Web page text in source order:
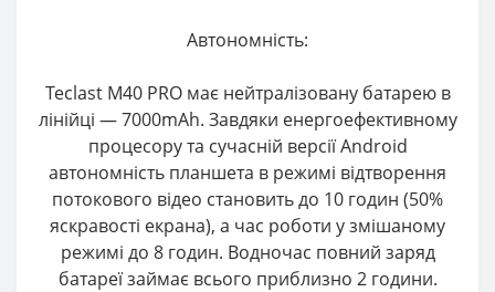
Автономність:
Teclast M40 PRO має нейтралізовану батарею в
лінійці — 7000mAh. Завдяки енергоефективному
процесору та сучасній версії Android
автономність планшета в режимі відтворення
потокового відео становить до 10 годин (50%
яскравості екрана), а час роботи у змішаному
режимі до 8 годин. Водночас повний заряд
батареї займає всього приблизно 2 години.